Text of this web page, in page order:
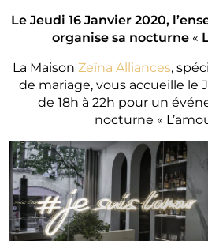
Le Jeudi 16 Janvier 2020,
organise sa nocturne «
La Maison Zeïna Alliances,
de mariage, vous accueille le
de 18h à 22h pour un
nocturne «